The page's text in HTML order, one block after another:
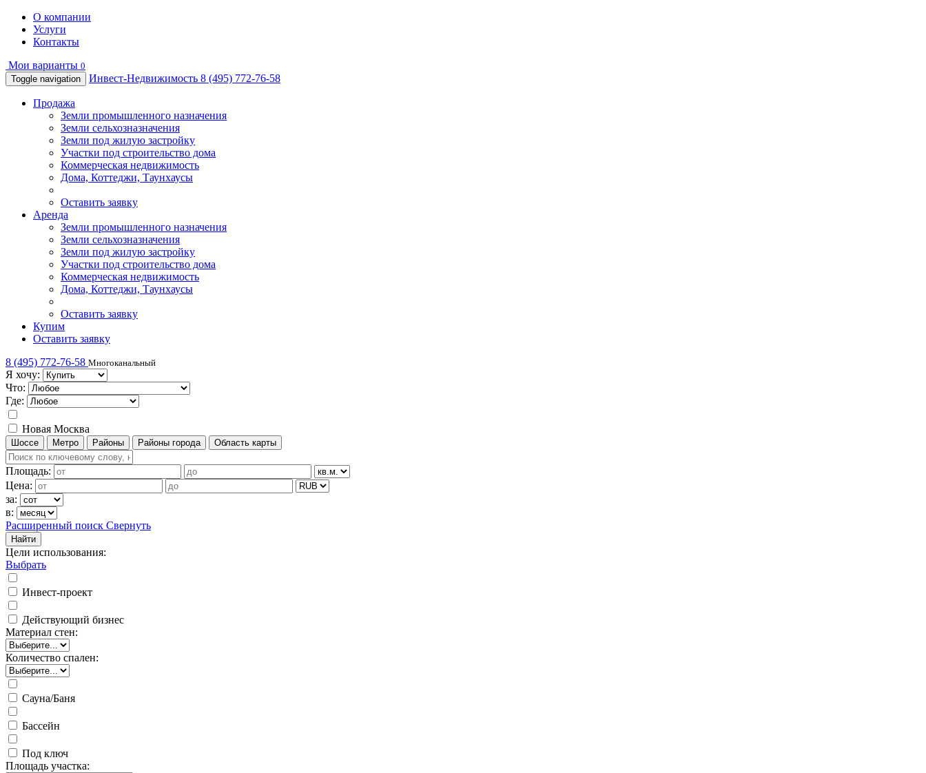
О компании
Услуги
Контакты
Мои варианты 0
Toggle navigation
Инвест-Недвижимость 8 (495) 772-76-58
Продажа
Земли промышленного назначения
Земли сельхозназначения
Земли под жилую застройку
Участки под строительство дома
Коммерческая недвижимость
Дома, Коттеджи, Таунхаусы
Оставить заявку
Аренда
Земли промышленного назначения
Земли сельхозназначения
Земли под жилую застройку
Участки под строительство дома
Коммерческая недвижимость
Дома, Коттеджи, Таунхаусы
Оставить заявку
Купим
Оставить заявку
8 (495) 772-76-58 Многоканальный
Я хочу:
Что:
Где:
Новая Москва
Шоссе Метро Районы Районы города Область карты
Площадь:
Цена:
за:
в:
Расширенный поиск Свернуть
Найти
Цели использования:
Выбрать
Инвест-проект
Действующий бизнес
Материал стен:
Количество спален:
Сауна/Баня
Бассейн
Под ключ
Площадь участка: